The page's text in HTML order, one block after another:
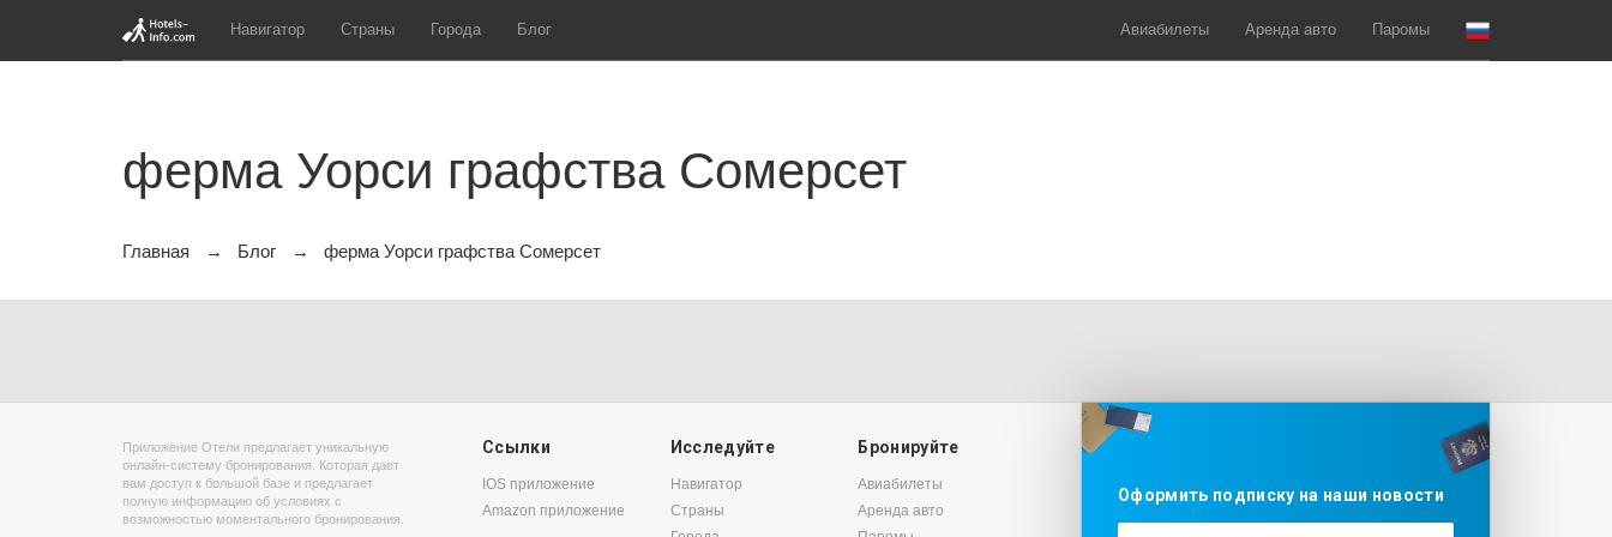
Навигатор Страны Города Блог Авиабилеты Аренда авто Паромы
ферма Уорси графства Сомерсет
Главная Блог ферма Уорси графства Сомерсет
Приложение Отели предлагает уникальную
онлайн-систему бронирования. Которая дает
вам доступ к большой базе и предлагает
полную информацию об условиях с
возможностью моментального бронирования.
Ссылки
IOS приложение
Amazon приложение
Исследуйте
Навигатор
Страны
Бронируйте
Авиабилеты
Аренда авто
Оформить подписку на наши новости